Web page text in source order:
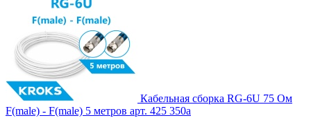
Кабельная сборка RG-6U 75 Ом
F(male) - F(male) 5 метров арт. 425 350a